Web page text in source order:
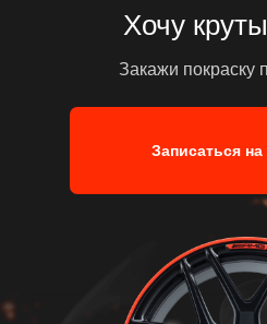
Записаться на
Хочу
Закажи покраску